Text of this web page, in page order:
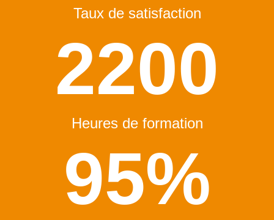
Taux de satisfaction
Heures de formation
2200
95%